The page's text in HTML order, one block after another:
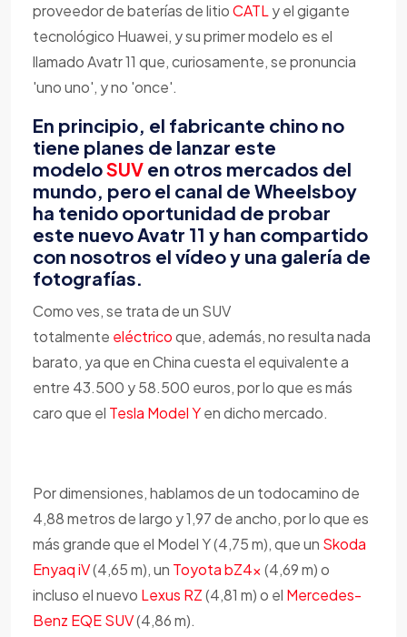
proveedor de baterías de litioCATL y el gigante
tecnológico Huawei, y su primer modelo es el
llamado Avatr 11 que, curiosamente, se pronuncia
'uno uno', y no 'once'.
En principio, el fabricante chino no
tiene planes de lanzar este
modeloSUV en otros mercados del
mundo, pero el canal de Wheelsboy
ha tenido oportunidad de probar
este nuevo Avatr 11 y han compartido
con nosotros el vídeo y una galería de
fotografías.
Como ves, se trata de un SUV
totalmente eléctricoque, además, no resulta nada
barato, ya que en China cuesta el equivalente a
entre 43.500 y 58.500 euros, por lo que es más
caro que el Tesla Model Yen dicho mercado.
Por dimensiones, hablamos de un todocamino de
4,88 metros de largo y 1,97 de ancho, por lo que es
más grande que el Model Y (4,75 m), que un Skoda
Enyaq iV(4,65 m), un Toyota bZ4x(4,69 m) o
incluso el nuevo Lexus RZ(4,81 m) o el Mercedes-
Benz EQE SUV(4,86 m).